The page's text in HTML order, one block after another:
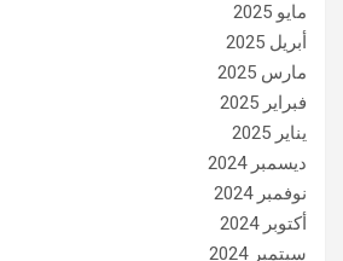
مايو 2025
أبريل 2025
مارس 2025
فبراير 2025
يناير 2025
ديسمبر 2024
نوفمبر 2024
أكتوبر 2024
سبتمبر 2024